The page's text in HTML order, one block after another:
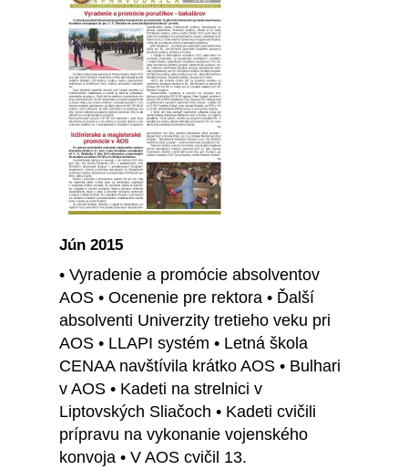
Jún 2015
• Vyradenie a promócie absolventov
AOS • Ocenenie pre rektora • Ďalší
absolventi Univerzity tretieho veku pri
AOS • LLAPI systém • Letná škola
CENAA navštívila krátko AOS • Bulhari
v AOS • Kadeti na strelnici v
Liptovských Sliačoch • Kadeti cvičili
prípravu na vykonanie vojenského
konvoja • V AOS cvičil 13.